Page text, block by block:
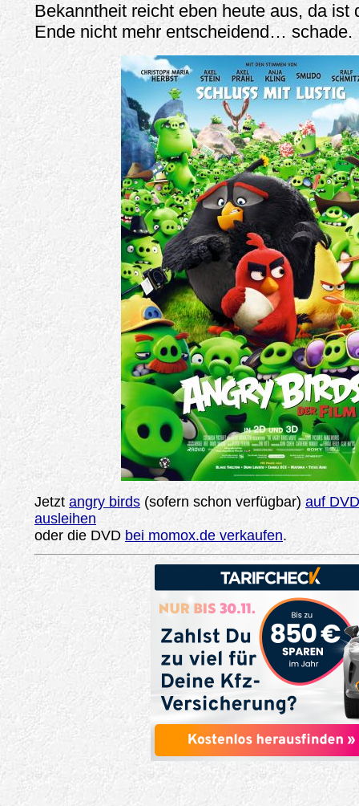
Bekanntheit reicht eben heute aus, da ist
Ende nicht mehr entscheidend… schade.
Jetzt angry birds (sofern schon verfügbar) auf
ausleihen
oder die DVD bei momox.de verkaufen.